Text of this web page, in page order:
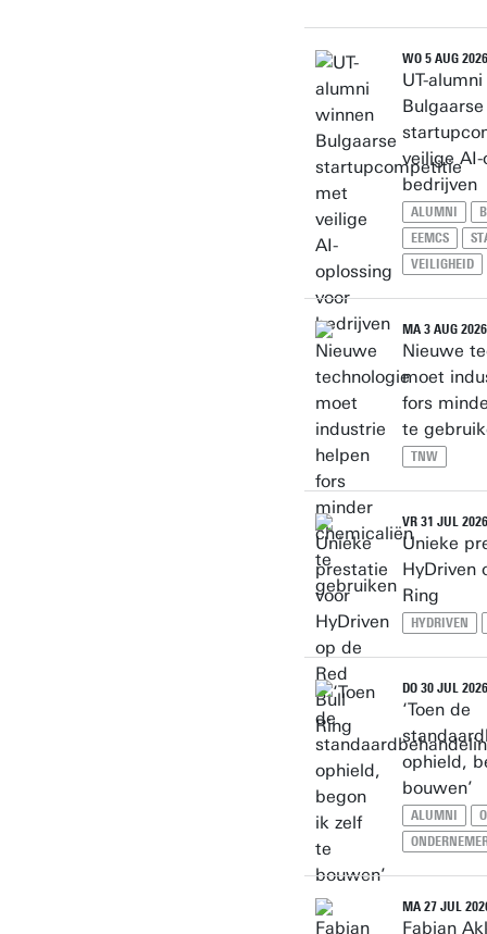
WO 5 AUG 2026
UT-
Bulgaarse
veilige
bedrijven
ALUMNI
EEMCS
VEILIGHEID
MA 3 AUG 2026
Nieuwe
moet
fors
te
TNW
VR 31 JUL 2026
Unieke
HyDriven
Ring
HYDRIVEN
DO 30 JUL 2026
‘Toen de
ophield,
bouwen’
ALUMNI
MA 27 JUL
Fabian